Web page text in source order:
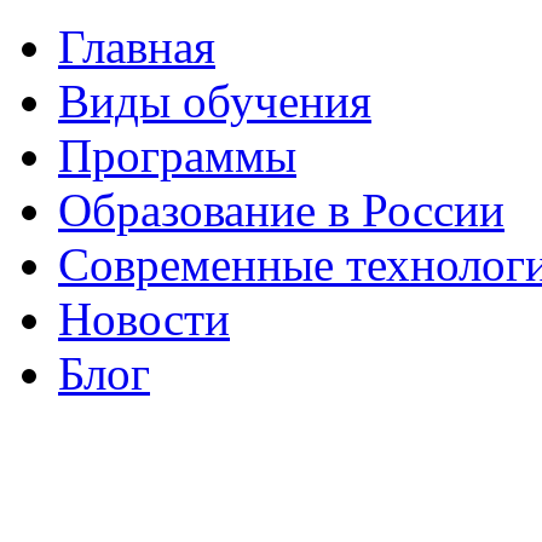
Главная
Виды обучения
Программы
Образование в России
Современные
Новости
Блог